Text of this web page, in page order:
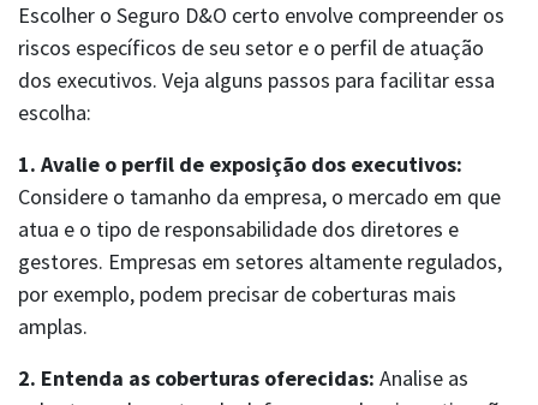
Escolher o Seguro D&O certo envolve compreender os
riscos específicos de seu setor e o perfil de atuação
dos executivos. Veja alguns passos para facilitar essa
escolha:
1. Avalie o perfil de exposição dos executivos:
Considere o tamanho da empresa, o mercado em que
atua e o tipo de responsabilidade dos diretores e
gestores. Empresas em setores altamente regulados,
por exemplo, podem precisar de coberturas mais
amplas.
2. Entenda as coberturas oferecidas: Analise as